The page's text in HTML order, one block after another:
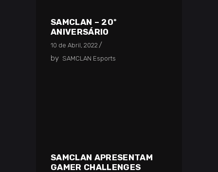
SAMCLAN – 20º
ANIVERSÁRIO
10 de Abril, 2022
by SAMCLAN Esports
SAMCLAN APRESENTAM
GAMER CHALLENGES